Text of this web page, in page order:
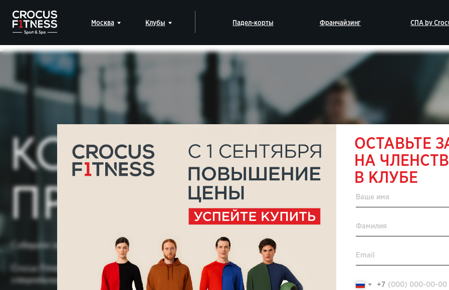
СПА by Crocus Fitness
Франчайзинг
Клубы Падел-корты
Москва
+7
ОСТАВЬТЕ
НА
В КЛУБЕ
Соберите свою команду и вдохновитесь на новые достижения в Crocus Fitness!
Crocus Fitness приглашает сотрудников Вашей компании присоединиться к корпоративной программе на
специальных условиях.
Корпоративное членство в фитнес- клубе CROCUS FITNESS дает возможность сотрудникам и их близким посещать
первоклассные спортивно - оздоровительные клубы сети Crocus Fitness.
КОРПОРАТИВНАЯ
ПРОГРАММА